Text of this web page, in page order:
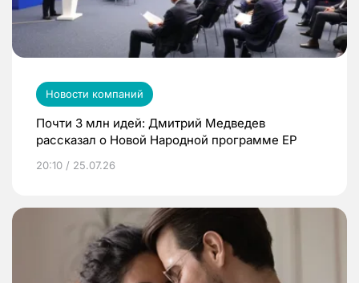
Новости компаний
Почти 3 млн идей: Дмитрий Медведев
рассказал о Новой Народной программе ЕР
20:10 / 25.07.26